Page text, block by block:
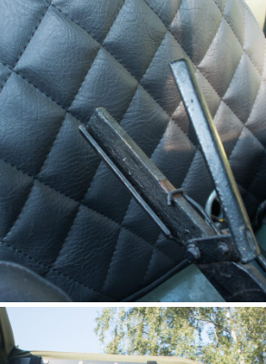
protection pour
UNIMOG 411,
401, 2010